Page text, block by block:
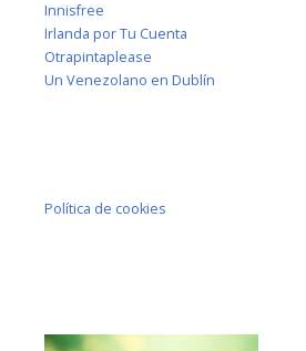
Innisfree
Irlanda por Tu Cuenta
Otrapintaplease
Un Venezolano en Dublín
Política de cookies